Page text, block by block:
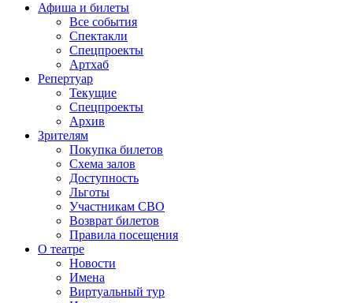
Афиша и билеты
Все события
Спектакли
Спецпроекты
Артхаб
Репертуар
Текущие
Спецпроекты
Архив
Зрителям
Покупка билетов
Схема залов
Доступность
Льготы
Участникам СВО
Возврат билетов
Правила посещения
О театре
Новости
Имена
Виртуальный тур